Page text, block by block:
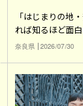
「はじまりの地
れば知るほど面
奈良県 2026/07/30